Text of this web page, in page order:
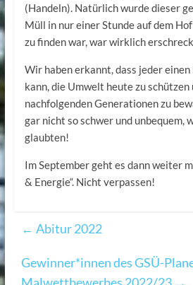
(Handeln). Natürlich wurde dieser
Müll in nur einer Stunde auf dem
zu finden war, war wirklich
Wir haben erkannt, dass jeder
kann, die Umwelt heute zu schützen
nachfolgenden Generationen zu
gar nicht so schwer und unbequem,
glaubten!
Im September geht es dann weiter
& Energie“. Nicht verpassen!
← Abitur 2022
Gewinner*innen des GSÜ-